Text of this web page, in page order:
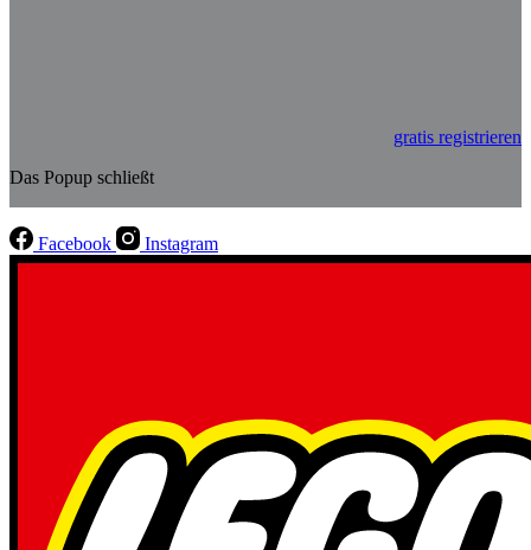
gratis registrieren
Das Popup schließt
Facebook Instagram